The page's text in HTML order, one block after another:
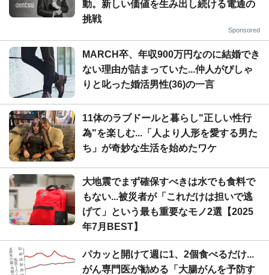
動。新しい価値を生み出し続ける電通の
挑戦
Sponsored
MARCH卒、年収900万円なのに結婚でき
ない理由が詰まっていた...仲人がぴしゃ
りと叱った婚活男性(36)の一言
11体のラブドールと暮らし"正しい性行
為"を楽しむ...「人より人形を愛する男た
ち」が奇妙な生活を始めたワケ
大地震でまず確保すべきは水でも食料で
もない...被災者が「これだけは担いで逃
げて」という最も重要なモノ2選【2025
年7月BEST】
パカッと開けて週に1、2個食べるだけ...
がん専門医が勧める「大腸がんを予防す